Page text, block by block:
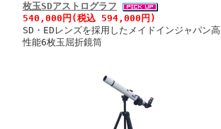
枚玉SDアストログラフ
540,000円(税込 594,000円)
SD・EDレンズを採用したメイドインジャパン高
性能6枚玉屈折鏡筒